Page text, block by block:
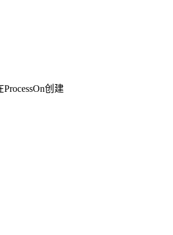
ProcessOn创建